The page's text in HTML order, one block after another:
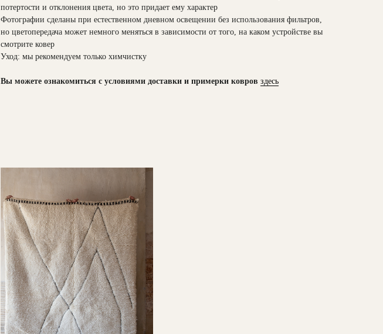
потертости и отклонения цвета, но это придает ему характер
Фотографии сделаны при естественном дневном освещении без использования фильтров,
но цветопередача может немного меняться в зависимости от того, на каком устройстве вы
смотрите ковер
Уход: мы рекомендуем только химчистку
Вы можете ознакомиться с условиями доставки и примерки ковров здесь